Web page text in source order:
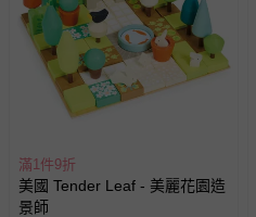
滿1件9折
美國 Tender Leaf - 美麗花園造
景師